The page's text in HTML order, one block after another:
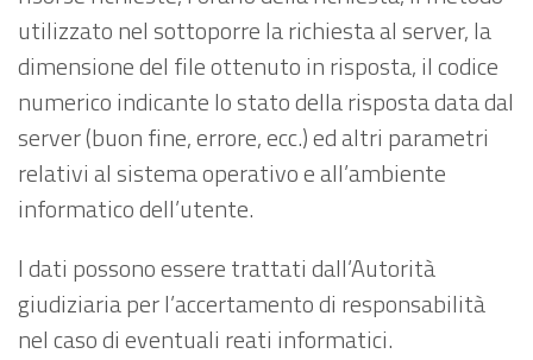
utilizzato nel sottoporre la richiesta al server, la
dimensione del file ottenuto in risposta, il codice
numerico indicante lo stato della risposta data dal
server (buon fine, errore, ecc.) ed altri parametri
relativi al sistema operativo e all’ambiente
informatico dell’utente.
I dati possono essere trattati dall’Autorità
giudiziaria per l’accertamento di responsabilità
nel caso di eventuali reati informatici.